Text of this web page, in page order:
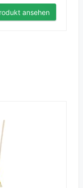
ansehen